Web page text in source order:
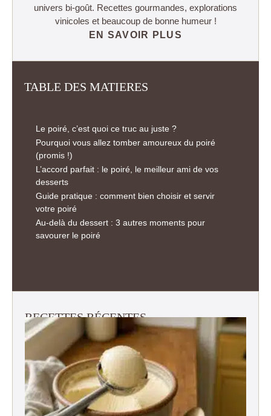
univers bi-goût. Recettes gourmandes, explorations
vinicoles et beaucoup de bonne humeur !
EN SAVOIR PLUS
TABLE DES MATIERES
Le poiré, c’est quoi ce truc au juste ?
Pourquoi vous allez tomber amoureux du poiré
(promis !)
L’accord parfait : le poiré, le meilleur ami de vos
desserts
Guide pratique : comment bien choisir et servir
votre poiré
Au-delà du dessert : 3 autres moments pour
savourer le poiré
RECETTES RÉCENTES